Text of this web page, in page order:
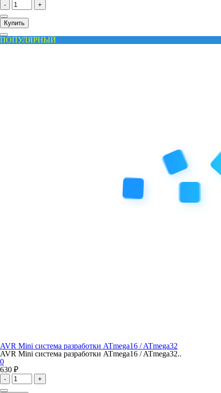
- +
Купить
ПОПУЛЯРНЫЙ
AVR Mini система разработки ATmega16 / ATmega32
AVR Mini система разработки ATmega16 / ATmega32..
0
630 ₽
- +